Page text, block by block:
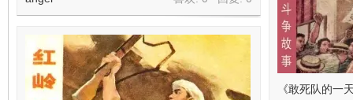
《敢死队的一